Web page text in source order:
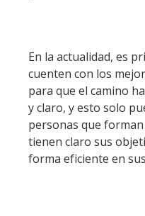
En la actualidad, es
cuenten con los
para que el camino
y claro, y esto solo
personas que
tienen claro sus
forma eficiente en